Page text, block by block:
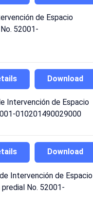
de Espacio
52001-
Download
Intervención de Espacio
010201490029000
Download
Intervención de Espacio
No. 52001-